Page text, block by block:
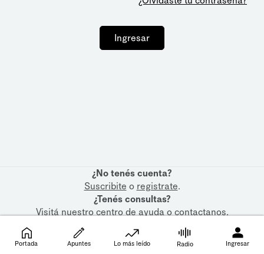
Ingresar
¿No tenés cuenta?
Suscribite o registrate.
¿Tenés consultas?
Visitá nuestrocentro de ayudaocontactanos.
Portada Apuntes Lo más leído Radio Ingresar